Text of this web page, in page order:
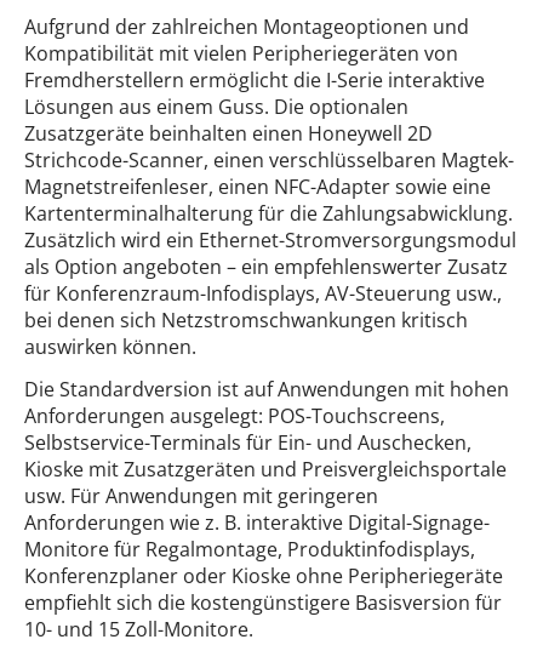
Aufgrund der zahlreichen Montageoptionen und
Kompatibilität mit vielen Peripheriegeräten von
Fremdherstellern ermöglicht die I-Serie interaktive
Lösungen aus einem Guss. Die optionalen
Zusatzgeräte beinhalten einen Honeywell 2D
Strichcode-Scanner, einen verschlüsselbaren Magtek-
Magnetstreifenleser, einen NFC-Adapter sowie eine
Kartenterminalhalterung für die Zahlungsabwicklung.
Zusätzlich wird ein Ethernet-Stromversorgungsmodul
als Option angeboten – ein empfehlenswerter Zusatz
für Konferenzraum-Infodisplays, AV-Steuerung usw.,
bei denen sich Netzstromschwankungen kritisch
auswirken können.
Die Standardversion ist auf Anwendungen mit hohen
Anforderungen ausgelegt: POS-Touchscreens,
Selbstservice-Terminals für Ein- und Auschecken,
Kioske mit Zusatzgeräten und Preisvergleichsportale
usw. Für Anwendungen mit geringeren
Anforderungen wie z. B. interaktive Digital-Signage-
Monitore für Regalmontage, Produktinfodisplays,
Konferenzplaner oder Kioske ohne Peripheriegeräte
empfiehlt sich die kostengünstigere Basisversion für
10- und 15 Zoll-Monitore.